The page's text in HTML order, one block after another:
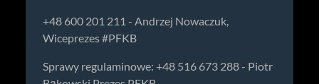
+48 600 201 211 - Andrzej Nowaczuk,
Wiceprezes #PFKB
Sprawy regulaminowe: +48 516 673 288 - Piotr